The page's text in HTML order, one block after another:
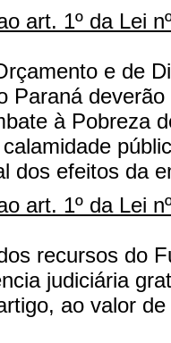
art. 1º da Lei
e de
Paraná
à Pobreza
dos efeitos da
art. 1º da Lei
recursos do
judiciária
ao valor